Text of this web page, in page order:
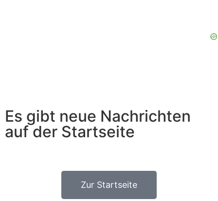
Es gibt neue Nachrichten
auf der Startseite
Zur Startseite